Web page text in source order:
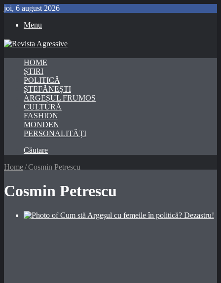
joi, 6 august 2026
Menu
HOME
ȘTIRI
POLITICĂ
ȘTEFĂNEȘTI
ARGEȘUL FRUMOS
CULTURĂ
FASHION
MONDEN
PERSONALITĂȚI
Căutare
Home/Cosmin Petrescu
Cosmin Petrescu